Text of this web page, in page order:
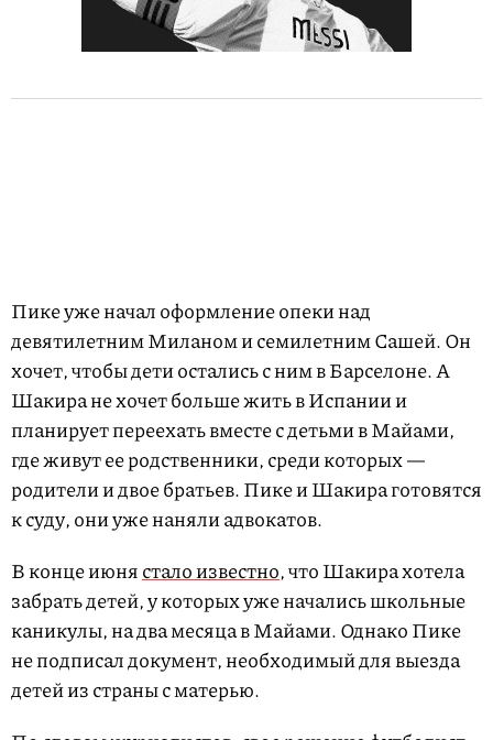
Пике уже начал оформление опеки над
девятилетним Миланом и семилетним Сашей. Он
хочет, чтобы дети остались с ним в Барселоне. А
Шакира не хочет больше жить в Испании и
планирует переехать вместе с детьми в Майами,
где живут ее родственники, среди которых —
родители и двое братьев. Пике и Шакира готовятся
к суду, они уже наняли адвокатов.
В конце июнястало известно, что Шакира хотела
забрать детей, у которых уже начались школьные
каникулы, на два месяца в Майами. Однако Пике
не подписал документ, необходимый для выезда
детей из страны с матерью.